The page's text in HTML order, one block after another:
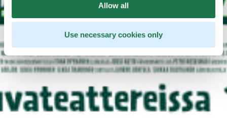
Allow all
Use necessary cookies only